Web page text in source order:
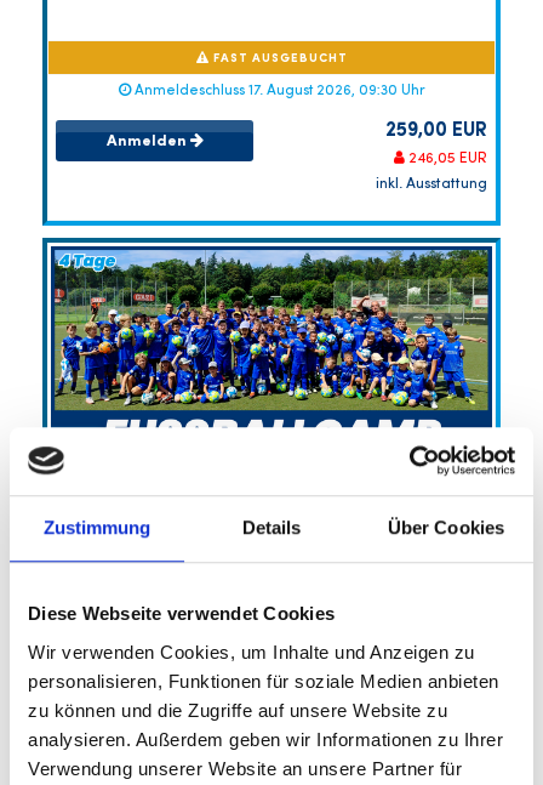
Zustimmung Details Über Cookies
Diese Webseite verwendet Cookies
Wir verwenden Cookies, um Inhalte und Anzeigen zu
personalisieren, Funktionen für soziale Medien anbieten
zu können und die Zugriffe auf unsere Website zu
analysieren. Außerdem geben wir Informationen zu Ihrer
Verwendung unserer Website an unsere Partner für
FAST AUSGEBUCHT
Anmeldeschluss 17. August 2026, 09:30 Uhr
Anmelden 259,00 EUR
246,05 EUR
inkl. Ausstattung
Sommercamp TSV Wendlingen
TSV Wendlingen 1920 e.V.
FREIE PLÄTZE VORHANDEN
Anmeldeschluss 19. August 2026, 09:30 Uhr
Anmelden 215,00 EUR